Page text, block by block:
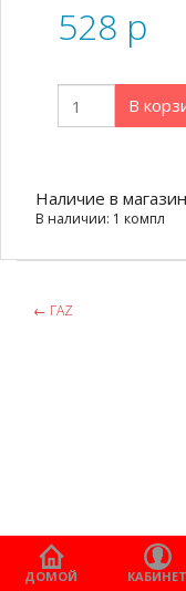
528 p
В
Наличие в
В наличии: 1 компл
← ГАZ
ДОМОЙ КАБИНЕТ